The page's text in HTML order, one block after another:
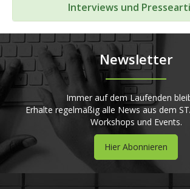
Interviews und
Newsletter
Immer auf dem Laufenden
Erhalte regelmäßig alle News aus dem
Workshops und Events.
Hier Abonnieren